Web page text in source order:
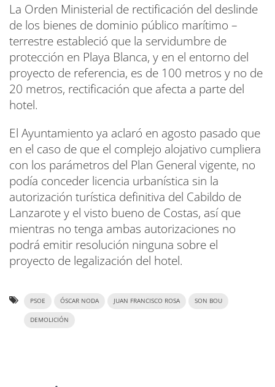
La Orden Ministerial de rectificación del deslinde
de los bienes de dominio público marítimo –
terrestre estableció que la servidumbre de
protección en Playa Blanca, y en el entorno del
proyecto de referencia, es de 100 metros y no de
20 metros, rectificación que afecta a parte del
hotel.
El Ayuntamiento ya aclaró en agosto pasado que
en el caso de que el complejo alojativo cumpliera
con los parámetros del Plan General vigente, no
podía conceder licencia urbanística sin la
autorización turística definitiva del Cabildo de
Lanzarote y el visto bueno de Costas, así que
mientras no tenga ambas autorizaciones no
podrá emitir resolución ninguna sobre el
proyecto de legalización del hotel.
PSOE ÓSCAR NODA JUAN FRANCISCO ROSA SON BOU
DEMOLICIÓN